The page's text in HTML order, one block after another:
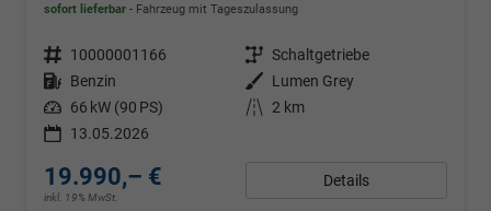
sofort lieferbar Fahrzeug mit Tageszulassung
Fahrzeugnr. 10000001166 Getriebe Schaltgetriebe
Kraftstoff Benzin Außenfarbe Lumen Grey
Leistung 66 kW (90 PS) Kilometerstand
2 km
13.05.2026
19.990,– €
inkl. 19% MwSt.
Details